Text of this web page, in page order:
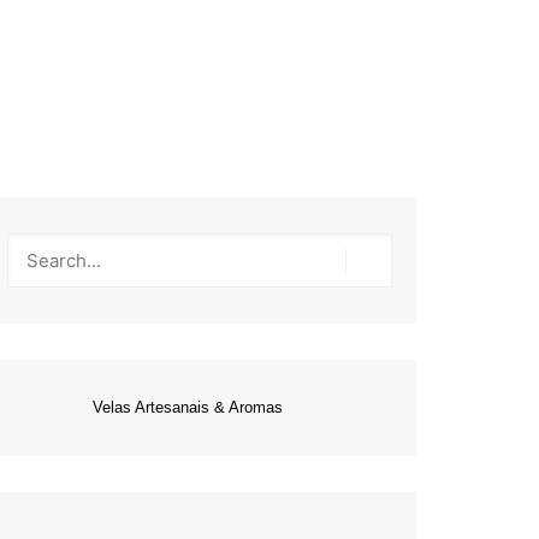
Velas Artesanais & Aromas